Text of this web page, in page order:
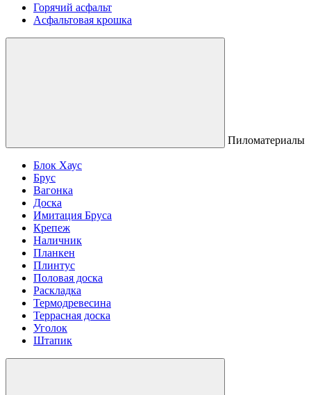
Горячий асфальт
Асфальтовая крошка
Пиломатериалы
Блок Хаус
Брус
Вагонка
Доска
Имитация Бруса
Крепеж
Наличник
Планкен
Плинтус
Половая доска
Раскладка
Термодревесина
Террасная доска
Уголок
Штапик